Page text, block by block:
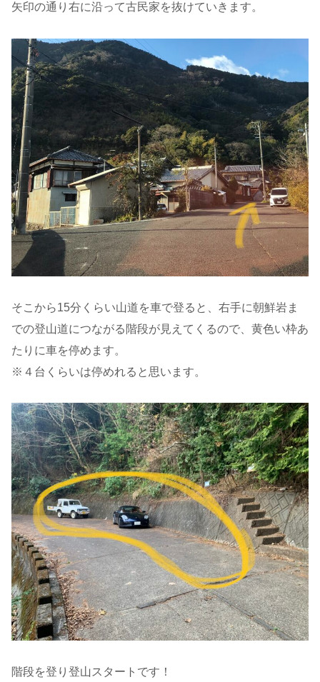
矢印の通り右に沿って古民家を抜けていきます。
そこから15分くらい山道を車で登ると、右手に朝鮮岩ま
での登山道につながる階段が見えてくるので、黄色い枠あ
たりに車を停めます。
※４台くらいは停めれると思います。
階段を登り登山スタートです！